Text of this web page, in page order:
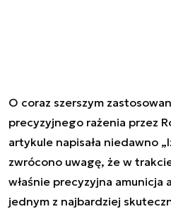
O coraz szerszym
precyzyjnego rażenia przez
artykule napisała niedawno
zwrócono uwagę, że w
właśnie precyzyjna amunicja
jednym z najbardziej